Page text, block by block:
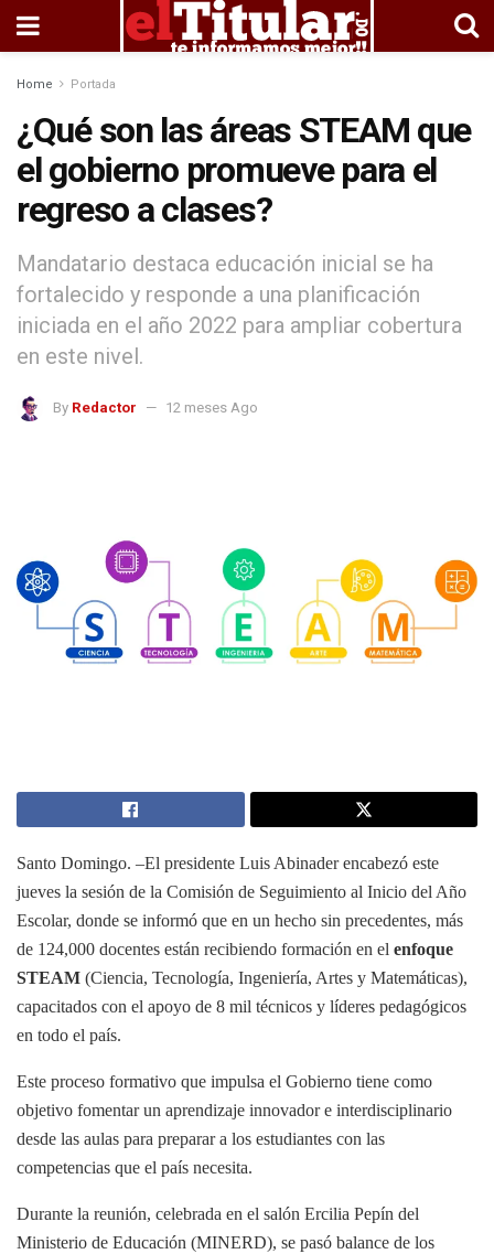
Home Portada
¿Qué son las áreas STEAM que
el gobierno promueve para el
regreso a clases?
Mandatario destaca educación inicial se ha
fortalecido y responde a una planificación
iniciada en el año 2022 para ampliar cobertura
en este nivel.
By Redactor 12 meses Ago
Santo Domingo. –El presidente Luis Abinader encabezó este
jueves la sesión de la Comisión de Seguimiento al Inicio del Año
Escolar, donde se informó que en un hecho sin precedentes, más
de 124,000 docentes están recibiendo formación en el enfoque
STEAM (Ciencia, Tecnología, Ingeniería, Artes y Matemáticas),
capacitados con el apoyo de 8 mil técnicos y líderes pedagógicos
en todo el país.
Este proceso formativo que impulsa el Gobierno tiene como
objetivo fomentar un aprendizaje innovador e interdisciplinario
desde las aulas para preparar a los estudiantes con las
competencias que el país necesita.
Durante la reunión, celebrada en el salón Ercilia Pepín del
Ministerio de Educación (MINERD), se pasó balance de los